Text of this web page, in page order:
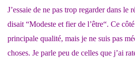
J’essaie de ne pas trop regarder dans le
disait “Modeste et fier de l’être“. Ce
principale qualité, mais je ne suis pas
choses. Je parle peu de celles que j’ai